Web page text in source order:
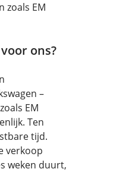
zoals EM
ons?
–
EM
Ten
tijd.
verkoop
weken duurt,